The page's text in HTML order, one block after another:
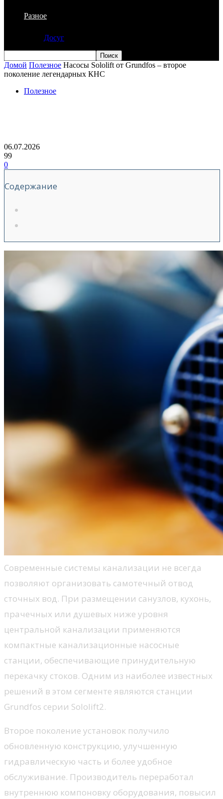
Разное
Досуг
Домой Полезное Насосы Sololift от Grundfos – второе
поколение легендарных КНС
Полезное
06.07.2026
99
0
Содержание
Современные системы канализации не всегда
позволяют организовать самотечный отвод
сточных вод. При размещении санузлов, кухонь,
прачечных или душевых ниже уровня
центральной канализации применяются
компактные канализационные насосные
станции, обеспечивающие принудительную
перекачку стоков. Одним из наиболее известных
решений в этом сегменте являются станции
Grundfos серии Sololift2.
Второе поколение установок получило
обновленную конструкцию, улучшенную
гидравлическую часть и более удобное
обслуживание. Производитель переработал
внутреннюю компоновку оборудования, повысил